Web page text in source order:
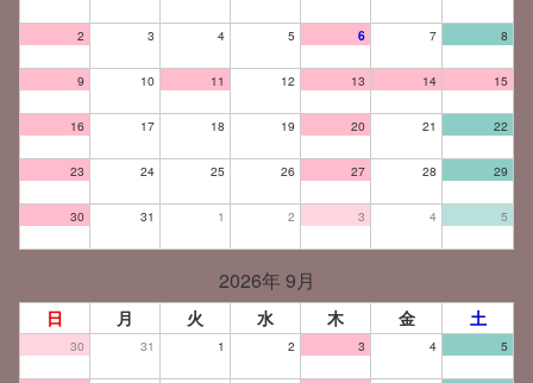
2 3 4 5 6 7 8
9 10 11 12 13 14 15
16 17 18 19 20 21 22
23 24 25 26 27 28 29
30 31 1 2 3 4 5
2026年 9月
日 月 火 水 木 金 土
30 31 1 2 3 4 5